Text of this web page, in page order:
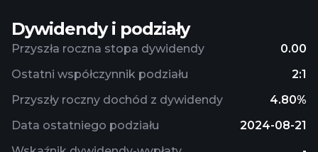
Dywidendy i podziały
Przyszła roczna stopa dywidendy 0.00
Przyszły roczny dochód z dywidendy 4.80%
Ostatni współczynnik podziału 2:1
Data ostatniego podziału 2024-08-21